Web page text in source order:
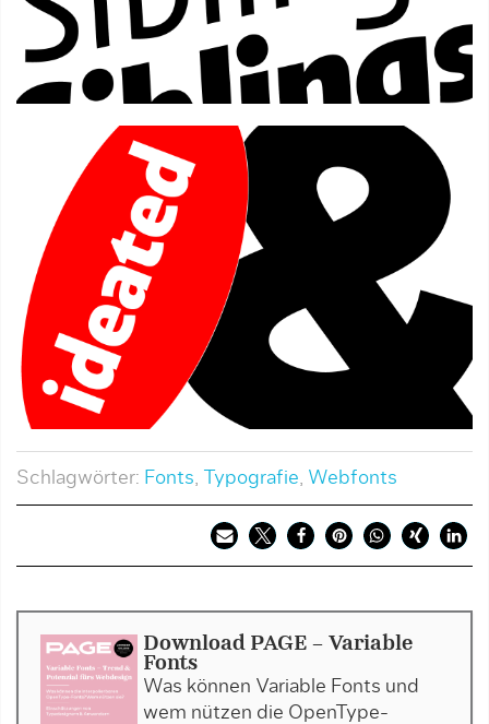
Schlagwörter: Fonts, Typografie, Webfonts
Download PAGE - Variable
Fonts
Was können Variable Fonts und
wem nützen die OpenType-